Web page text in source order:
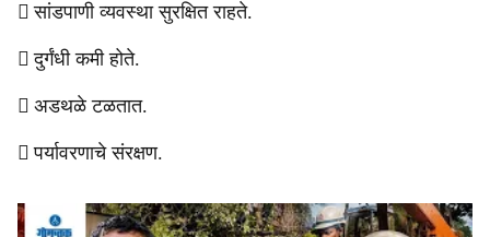
 सांडपाणी व्यवस्था सुरक्षित राहते.
 दुर्गंधी कमी होते.
 अडथळे टळतात.
 पर्यावरणाचे संरक्षण.